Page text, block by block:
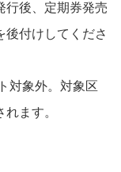
行後、定期券発売
後付けしてくださ
対象外。対象区
ます。